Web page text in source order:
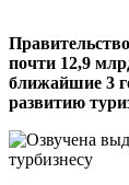
почти 12,9
ближайшие 3
развитию